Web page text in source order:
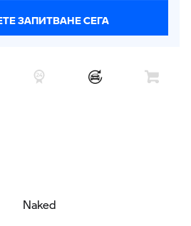
ЗАПИТВАНЕ СЕГА
Naked